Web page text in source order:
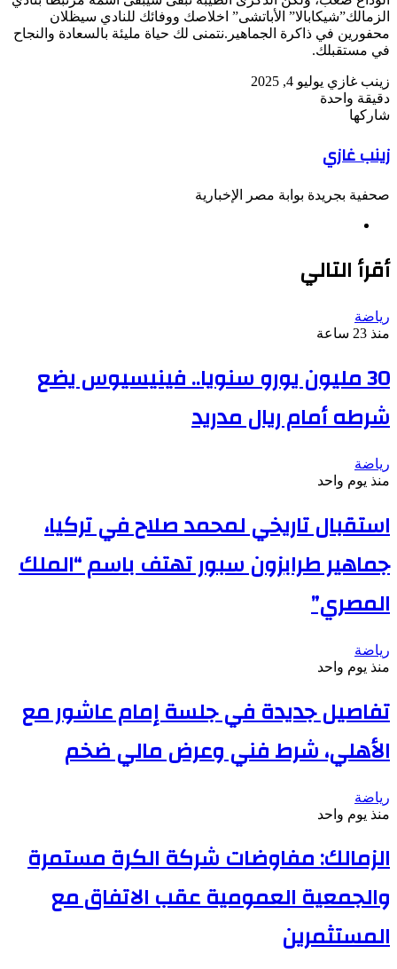
الزمالك”شيكابالا” الأباتشى” اخلاصك ووفائك للنادي سيظلان
محفورين في ذاكرة الجماهير.نتمنى لك حياة مليئة بالسعادة والنجاح
في مستقبلك.
زينب غازي أرسل
بريدا
يوليو 4, 2025
دقيقة واحدة
فيسبوك
‫X
لينكدإن
بينتيريست
‫Pocket
واتساب
تيلقرام
ڤايبر
لاين
شاركها
عبر
البريد
زينب غازي
صحفية بجريدة بوابة مصر الإخبارية
أقرأ التالي
رياضة
منذ 23 ساعة
30 مليون يورو سنويا.. فينيسيوس يضع
شرطه أمام ريال مدريد
رياضة
منذ يوم واحد
استقبال تاريخي لمحمد صلاح في تركيا،
جماهير طرابزون سبور تهتف باسم “الملك
المصري”
رياضة
منذ يوم واحد
تفاصيل جديدة في جلسة إمام عاشور مع
الأهلي، شرط فني وعرض مالي ضخم
رياضة
منذ يوم واحد
الزمالك: مفاوضات شركة الكرة مستمرة
والجمعية العمومية عقب الاتفاق مع
المستثمرين